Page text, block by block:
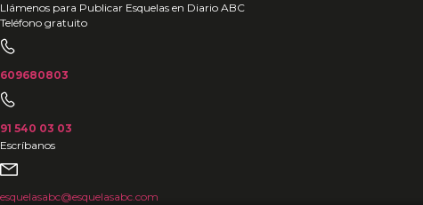
Ir
al
contenido
Llámenos para Publicar Esquelas en Diario ABC
Teléfono gratuito
609680803
91 540 03 03
Escríbanos
esquelasabc@esquelasabc.com